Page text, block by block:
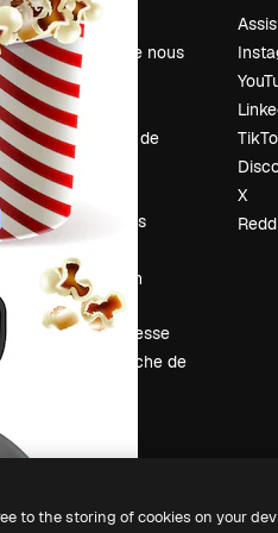
Prix
À propos de nous
Avis
Carrières
Tendances de
recherche
Blog
Événements
Slidesgo
Vendre mon
contenu
Salle de presse
À la recherche de
X
to the storing of cookies on your